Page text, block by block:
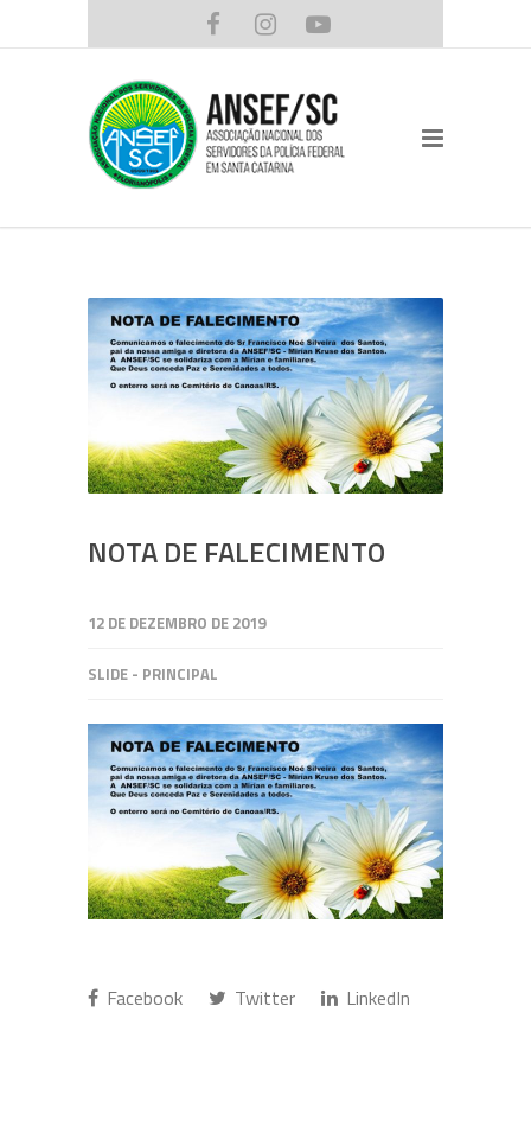
NOTA DE FALECIMENTO
12 DE DEZEMBRO DE 2019
SLIDE - PRINCIPAL
Facebook Twitter LinkedIn